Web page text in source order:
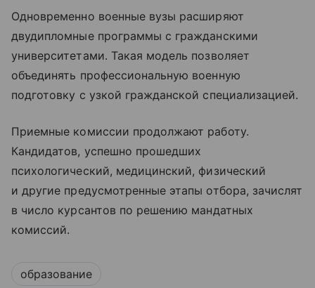
Одновременно военные вузы расширяют
двудипломные программы с гражданскими
университетами. Такая модель позволяет
объединять профессиональную военную
подготовку с узкой гражданской специализацией.
Приемные комиссии продолжают работу.
Кандидатов, успешно прошедших
психологический, медицинский, физический
и другие предусмотренные этапы отбора, зачислят
в число курсантов по решению мандатных
комиссий.
образование